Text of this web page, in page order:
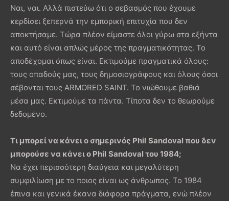
Ναι, ναι. Αλλά πιστεύω ότι ο σεβασμός που έχουμε
κερδίσει ξεπερνά την εμπορική επιτυχία που δεν
αποκτήσαμε. Τώρα πλέον είμαστε όλοι γύρω στα εξήντα
και αυτό είναι απλώς μέρος της πραγματικότητας. Το
αποδέχομαι όπως είναι. Εκτιμούμε πραγματικά όλους:
τους οπαδούς μας, τους δημοσιογράφους και όλους όσοι
σέβονται τους ARMORED SAINT. Το νιώθουμε βαθιά
μέσα μας. Εκτιμούμε τα πάντα. Τίποτα δεν το θεωρούμε
δεδομένο.
Τι μπορεί να κάνει ο σημερινός Phil Sandoval που δεν
μπορούσε να κάνει ο Phil Sandoval του 1984;
Να έχει περισσότερη διαύγεια και μεγαλύτερη
συμφιλίωση με το ποιος είναι ως άνθρωπος. Το 1984
έπινα και γενικά έκανα διάφορα πράγματα, ενώ πλέον